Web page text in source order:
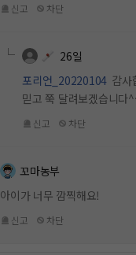
신고 차단
26일
포리언_20220104 감사
믿고 쭉 달려보겠습니다
신고 차단
꼬마농부
아이가 너무 깜찍해요!
신고 차단